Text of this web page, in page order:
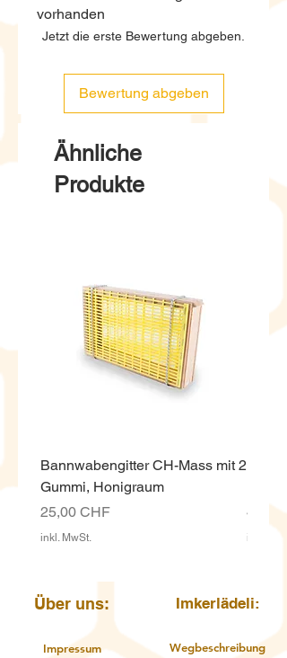
vorhanden
Jetzt die erste Bewertung abgeben.
Bewertung abgeben
Ähnliche
Produkte
Bannwabengitter CH-Mass mit 2
Gummi, Honigraum
Preis
25,00 CHF
inkl. MwSt.
Preis
4,00
inkl.
Über uns: Imkerlädeli:
Impressum Wegbeschreibung